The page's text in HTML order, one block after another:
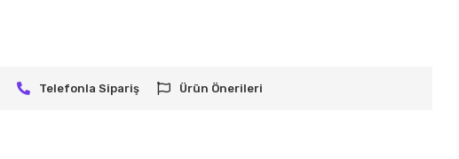
Telefonla Sipariş Ürün Önerileri